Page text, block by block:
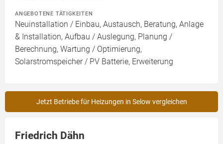
ANGEBOTENE TÄTIGKEITEN
Neuinstallation / Einbau, Austausch, Beratung, Anlage
& Installation, Aufbau / Auslegung, Planung /
Berechnung, Wartung / Optimierung,
Solarstromspeicher / PV Batterie, Erweiterung
Jetzt Betriebe für Heizungen in Selow vergleichen
Friedrich Dähn